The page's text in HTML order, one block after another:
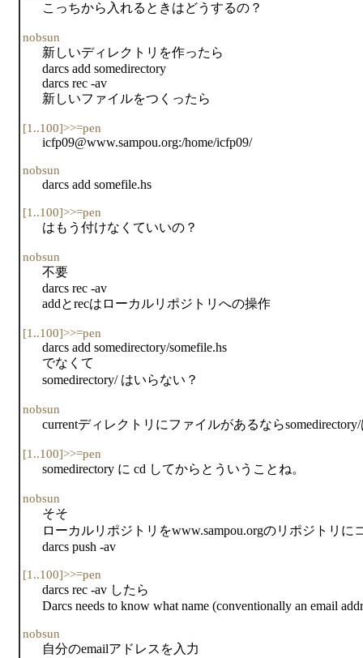
こっちから入れるときはどうするの？
nobsun
新しいディレクトリを作ったら
darcs add somedirectory
darcs rec -av
新しいファイルをつくったら
[1..100]>>=pen
icfp09@www.sampou.org:/home/icfp09/
nobsun
darcs add somefile.hs
[1..100]>>=pen
はもう付けなくていいの？
nobsun
不要
darcs rec -av
addとrecはローカルリポジトリへの操作
[1..100]>>=pen
darcs add somedirectory/somefile.hs
でなくて
somedirectory/ はいらない？
nobsun
currentディレクトリにファイルがあるなら
[1..100]>>=pen
somedirectory に cd してからとういうことね。
nobsun
そそ
ローカルリポジトリをwww.sampou.orgのリポジトリに
darcs push -av
[1..100]>>=pen
darcs rec -av したら
Darcs needs to know what name (conventionally an email
nobsun
自分のemailアドレスを入力